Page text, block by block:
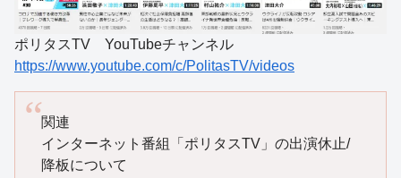
ポリタスTV YouTubeチャンネル
https://www.youtube.com/c/PolitasTV/videos
関連
インターネット番組「ポリタスTV」の出演休止/
降板について